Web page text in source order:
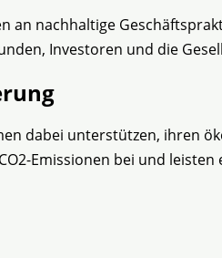
an nachhaltige
Investoren und die
dabei unterstützen, ihren
Emissionen bei und leisten